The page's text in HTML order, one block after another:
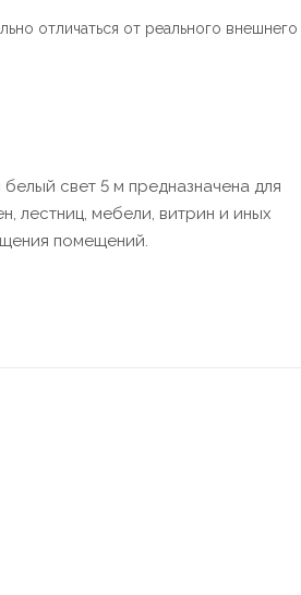
отличаться от реального внешнего
свет 5 м предназначена для
лестниц, мебели, витрин и иных
помещений.